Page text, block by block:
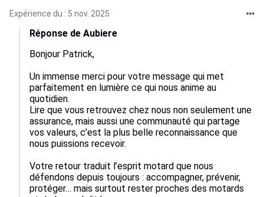
Expérience du : 5 nov. 2025
Réponse de Aubiere
Bonjour Patrick,
Un immense merci pour votre message qui met
parfaitement en lumière ce qui nous anime au
quotidien.
Lire que vous retrouvez chez nous non seulement une
assurance, mais aussi une communauté qui partage
vos valeurs, c’est la plus belle reconnaissance que
nous puissions recevoir.
Votre retour traduit l’esprit motard que nous
défendons depuis toujours : accompagner, prévenir,
protéger… mais surtout rester proches des motards